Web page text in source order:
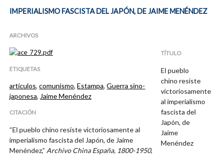
IMPERIALISMO FASCISTA DEL JAPÓN, DE JAIME MENÉNDEZ
ARCHIVOS
ETIQUETAS
artículos,comunismo,Estampa,Guerra sino-
japonesa,Jaime Menéndez
CITACIÓN
“El pueblo chino resiste victoriosamente al
imperialismo fascista del Japón, de Jaime
Menéndez,” Archivo China España, 1800-1950,
TÍTULO
El pueblo
chino resiste
victoriosamente
al imperialismo
fascista del
Japón, de
Jaime
Menéndez